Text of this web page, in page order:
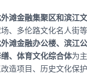
滩金融集聚区和滨江
、多伦路文化名人街
滩金融办公楼、滨江
、体育文化综合体为
造项目、历史文化保